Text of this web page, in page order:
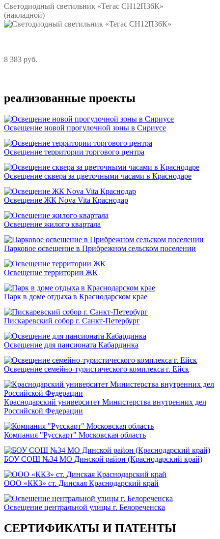
Светодиодный светильник «Тегас СН12П36К»
(накладной)
8 383 руб.
реализованные проекты
Освещение новой прогулочной зоны в Сириусе
Освещение территории торгового центра
Освещение сквера за цветочными часами в Краснодаре
Освещение ЖК Nova Vita Краснодар
Освещение жилого квартала
Парковое освещение в Прибрежном сельском поселении
Освещение территории ЖК
Парк в доме отдыха в Краснодарском крае
Пискаревский собор г. Санкт-Петербург
Освещение для пансионата Кабардинка
Освещение семейно-туристического комплекса г. Ейск
Краснодарский университет Министерства внутренних дел
Российской Федерации
Компания "Русскарт" Московская область
БОУ СОШ №34 МО Динской район (Краснодарский край)
ООО «ККЗ» ст. Динская Краснодарский край
Освещение центральной улицы г. Белореченска
СЕРТИФИКАТЫ И ПАТЕНТЫ